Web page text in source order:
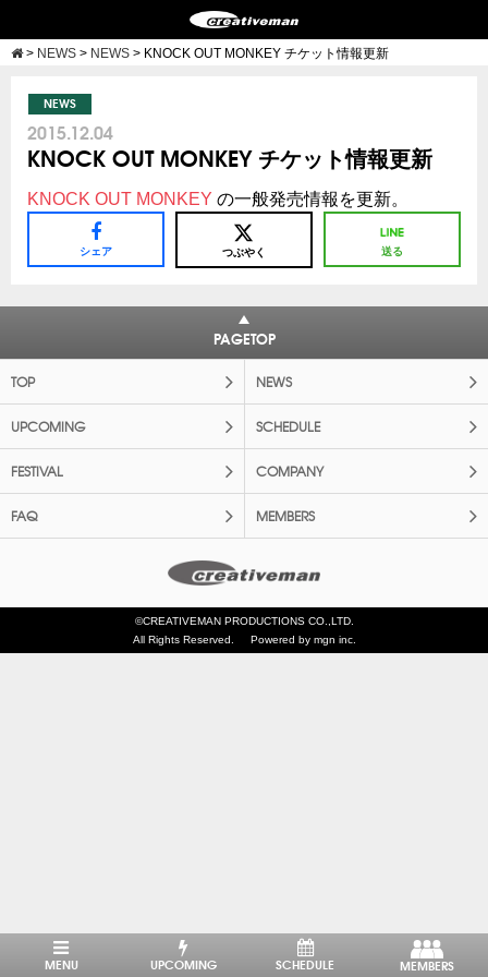
> NEWS > NEWS > KNOCK OUT MONKEY チケット情報更新
NEWS
2015.12.04
KNOCK OUT MONKEY チケット情報更新
KNOCK OUT MONKEY の一般発売情報を更新。
シェア つぶやく 送る
PAGETOP
TOP NEWS
UPCOMING SCHEDULE
FESTIVAL COMPANY
FAQ MEMBERS
©CREATIVEMAN PRODUCTIONS CO.,LTD.
All Rights Reserved.
Powered by mgn inc.
MENU UPCOMING SCHEDULE MEMBERS